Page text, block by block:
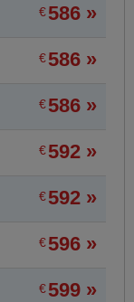
€586 »
€586 »
€586 »
€592 »
€592 »
€596 »
€599 »